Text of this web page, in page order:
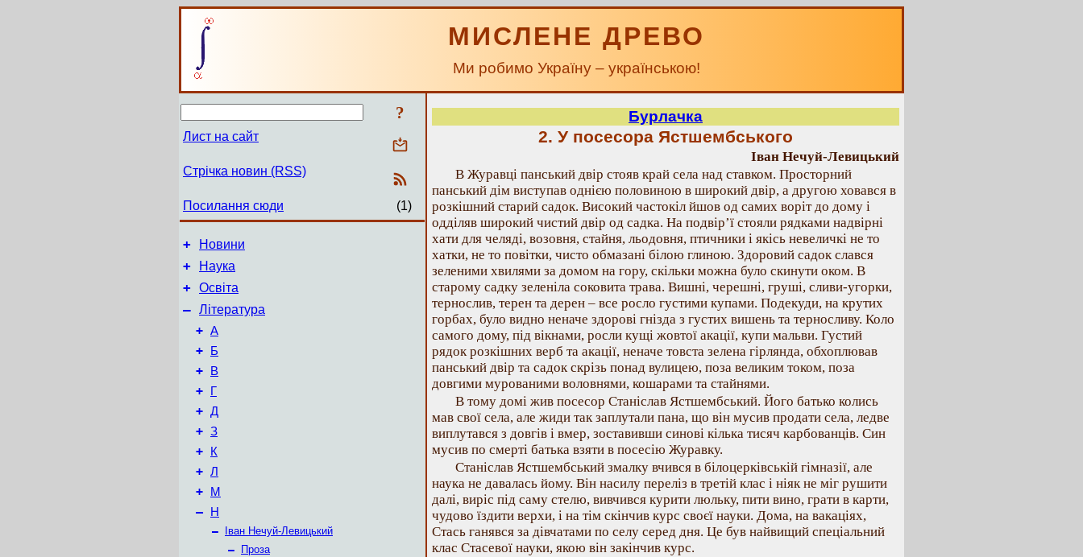
МИСЛЕНЕ ДРЕВО
Ми робимо Україну – українською!
?
Лист на сайт
Стрічка новин (RSS)
Посилання сюди (1)
+ Новини
+ Наука
+ Освіта
– Література
+ А
+ Б
+ В
+ Г
+ Д
+ З
+ К
+ Л
+ М
– Н
–
Іван Нечуй-Левицький
–
Проза
Бурлачка
2. У посесора Ястшембського
Іван Нечуй-Левицький
В Журавці панський двір стояв край села над ставком. Просторний
панський дім виступав однією половиною в широкий двір, а другою ховався в
розкішний старий садок. Високий частокіл йшов од самих воріт до дому і
одділяв широкий чистий двір од садка. На подвір’ї стояли рядками надвірні
хати для челяді, возовня, стайня, льодовня, птичники і якісь невеличкі не то
хатки, не то повітки, чисто обмазані білою глиною. Здоровий садок слався
зеленими хвилями за домом на гору, скільки можна було скинути оком. В
старому садку зеленіла соковита трава. Вишні, черешні, груші, сливи-угорки,
тернослив, терен та дерен – все росло густими купами. Подекуди, на крутих
горбах, було видно неначе здорові гнізда з густих вишень та терносливу. Коло
самого дому, під вікнами, росли кущі жовтої акації, купи мальви. Густий
рядок розкішних верб та акації, неначе товста зелена гірлянда, обхоплював
панський двір та садок скрізь понад вулицею, поза великим током, поза
довгими мурованими воловнями, кошарами та стайнями.
В тому домі жив посесор Станіслав Ястшембський. Його батько колись
мав свої села, але жиди так заплутали пана, що він мусив продати села, ледве
виплутався з довгів і вмер, зоставивши синові кілька тисяч карбованців. Син
мусив по смерті батька взяти в посесію Журавку.
Станіслав Ястшембський змалку вчився в білоцерківській гімназії, але
наука не давалась йому. Він насилу переліз в третій клас і ніяк не міг рушити
далі, виріс під саму стелю, вивчився курити люльку, пити вино, грати в карти,
чудово їздити верхи, і на тім скінчив курс своєї науки. Дома, на вакаціях,
Стась ганявся за дівчатами по селу серед дня. Це був найвищий спеціальний
клас Стасевої науки, якою він закінчив курс.